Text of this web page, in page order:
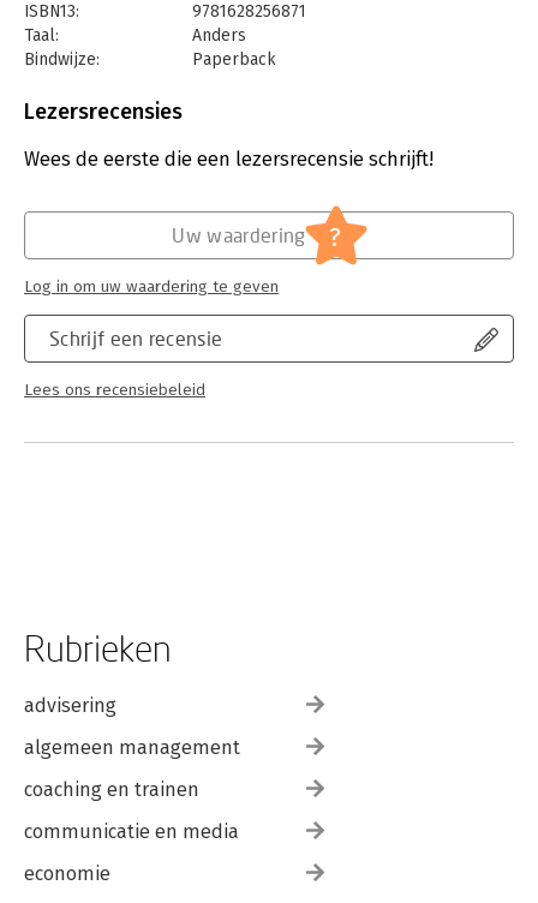
ISBN13:
9781628256871
Taal:
Anders
Bindwijze:
Paperback
Uitgever:
Lezersrecensies
Wees de eerste die een lezersrecensie schrijft!
Schrijf een recensie
Lees ons recensiebeleid
Uw waardering ?
Log in om uw waardering te geven
Rubrieken
advisering
algemeen management
coaching en trainen
communicatie en media
economie